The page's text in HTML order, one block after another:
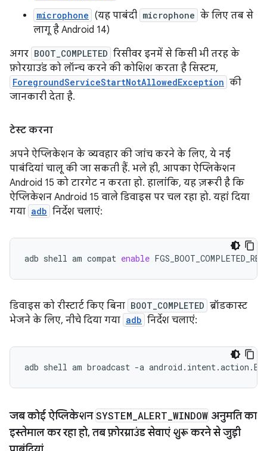
microphone (यह पाबंदी microphone के लिए तब से
लागू है Android 14)
अगर BOOT_COMPLETED रिसीवर इनमें से किसी भी तरह के
फ़ोरग्राउंड को लॉन्च करने की कोशिश करता है सिस्टम,
ForegroundServiceStartNotAllowedException की
जानकारी देता है.
टेस्ट करना
अपने ऐप्लिकेशन के व्यवहार की जांच करने के लिए, ये नई
पाबंदियां चालू की जा सकती हैं. भले ही, आपका ऐप्लिकेशन
Android 15 को टारगेट न करता हो. हालांकि, यह ज़रूरी है कि
ऐप्लिकेशन Android 15 वाले डिवाइस पर चल रहा हो. यहां दिया
गया adb निर्देश चलाएं:
adb shell am compat enable
डिवाइस को रीस्टार्ट किए बिना BOOT_COMPLETED ब्रॉडकास्ट
भेजने के लिए, नीचे दिया गया adb निर्देश चलाएं:
adb shell am broadcast -a
जब कोई ऐप्लिकेशनSYSTEM ALERT WINDOW अनुमति का
इस्तेमाल कर रहा हो,तब फ़ोरग्राउंड सेवाएं शुरू करने से जुड़ी